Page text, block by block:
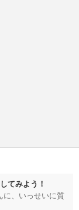
てみよう！
に、いっせいに質